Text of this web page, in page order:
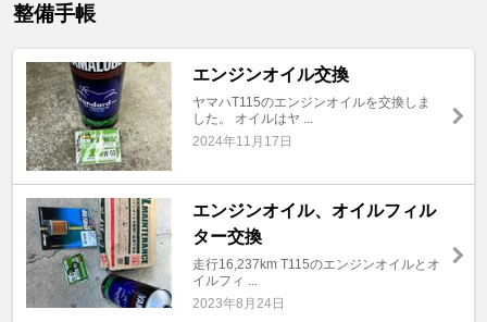
整備手帳
エンジンオイル交換
ヤマハT115のエンジンオイルを交換しま
した。 オイルはヤ ...
2024年11月17日
エンジンオイル、オイルフィル
ター交換
走行16,237km T115のエンジンオイルとオ
イルフィ ...
2023年8月24日